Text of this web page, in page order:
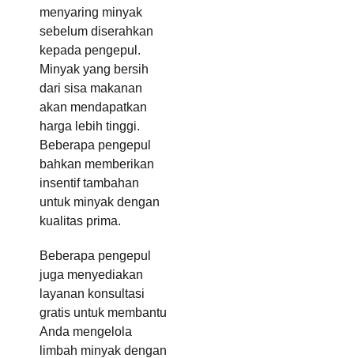
menyaring minyak
sebelum diserahkan
kepada pengepul.
Minyak yang bersih
dari sisa makanan
akan mendapatkan
harga lebih tinggi.
Beberapa pengepul
bahkan memberikan
insentif tambahan
untuk minyak dengan
kualitas prima.
Beberapa pengepul
juga menyediakan
layanan konsultasi
gratis untuk membantu
Anda mengelola
limbah minyak dengan